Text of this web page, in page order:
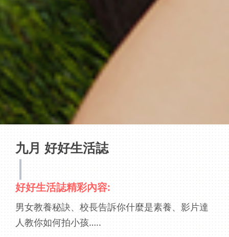
九月 好好生活誌
好好生活誌精彩內容:
男女教養秘訣、校長告訴你什麼是素養、影片達
人教你如何拍小孩…..